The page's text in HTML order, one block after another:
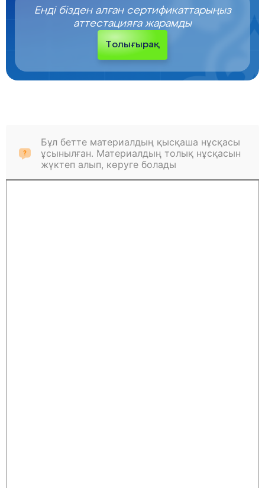
Енді бізден алған сертификаттарыңыз
аттестацияға жарамды
Толығырақ
Бұл бетте материалдың қысқаша нұсқасы
ұсынылған. Материалдың толық нұсқасын
жүктеп алып, көруге болады